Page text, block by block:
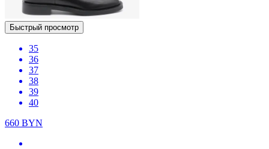
Быстрый просмотр
35
36
37
38
39
40
660 BYN